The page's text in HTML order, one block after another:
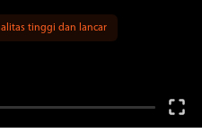
tinggi dan lancar